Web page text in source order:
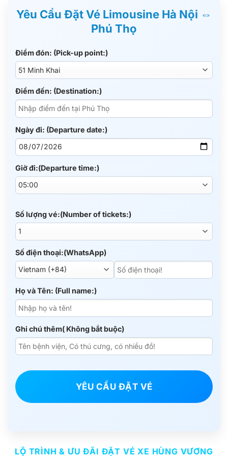
Yêu Cầu Đặt Vé Limousine Hà Nội ⇔
Phú Thọ
Điểm đón: (Pick-up point:)
Điểm đến: (Destination:)
Ngày đi: (Departure date:)
Giờ đi:(Departure time:)
Số lượng vé:(Number of tickets:)
Số điện thoại:(WhatsApp)
Họ và Tên: (Full name:)
Ghi chú thêm( Không bắt buộc)
YÊU CẦU ĐẶT VÉ
LỘ TRÌNH & ƯU ĐÃI ĐẶT VÉ XE HÙNG VƯƠNG